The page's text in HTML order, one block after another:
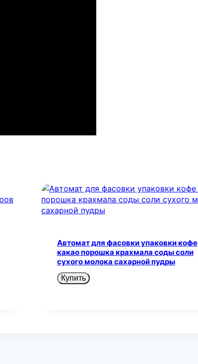
Автомат для фасовки упаковки кофе
какао порошка крахмала соды соли
сухого молока сахарной пудры
Купить